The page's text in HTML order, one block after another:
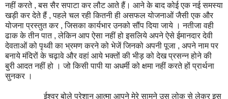
नहीं करते , बस सैर सपाटा कर लौट आते हैं। आने के बाद कोई एक नई समस्या
खड़ी कर देते हैं , पहले चल रही कितनी ही असफल योजनाओं जैसी एक और
योजना प्रस्तुत कर , जिसका कार्यभार उनको सौंप दिया जाये । नतीजा वही
ढाक के तीन पात , लेकिन आप ऐसा नहीं हो इसलिये अपने ऐसे ईमानदार देवी
देवताओं को पृथ्वी का भ्रमण करने को भेजें जिनको अपनी पूजा , अपने नाम पर
बनाये मंदिरों के चढ़ावे और वहां आये भक्तों की भीड़ को देख प्रसन्न होने की
बुरी आदत नहीं हो । जो किसी पापी या अधर्मी को क्षमा नहीं करते हों प्रार्थना
सुनकर ।
ईश्वर बोले परेशान आत्मा आपने मेरे सामने उस लोक से लेकर इस